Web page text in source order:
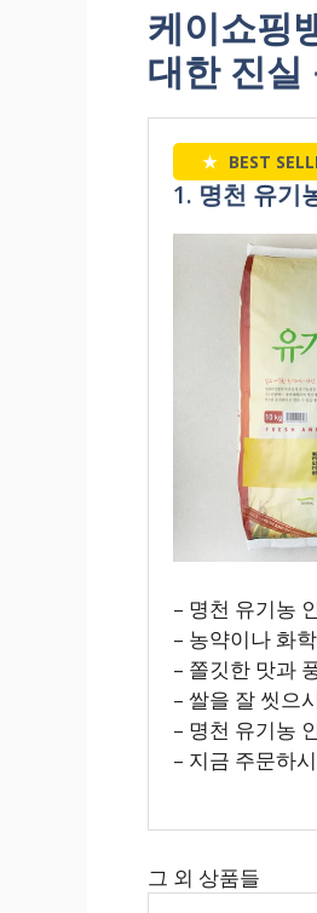
케이쇼핑
대한 진실
★ BEST
1. 명천 유기
– 명천 유기농
– 농약이나 화
– 쫄깃한 맛과
– 쌀을 잘 씻으
– 명천 유기농
– 지금 주문하
그 외 상품들